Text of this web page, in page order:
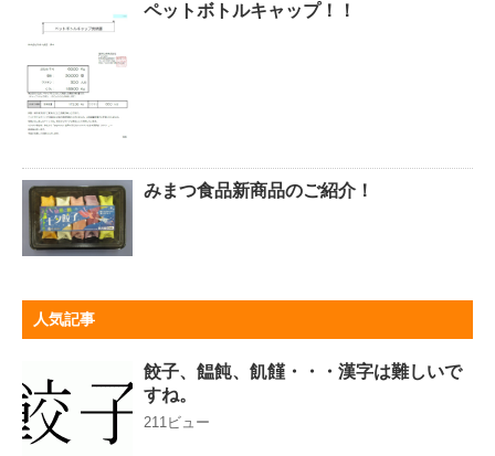
ペットボトルキャップ！！
みまつ食品新商品のご紹介！
人気記事
餃子、饂飩、飢饉・・・漢字は難しいで
すね。
211ビュー